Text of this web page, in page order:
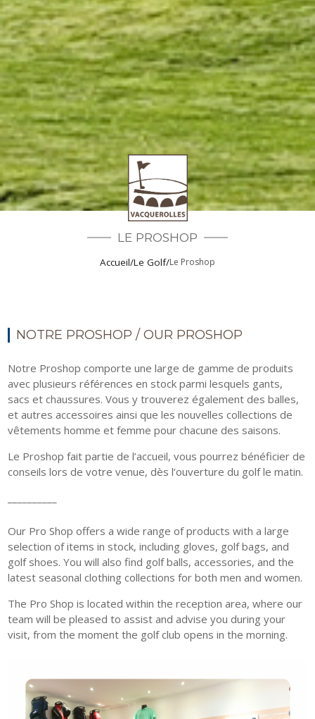
LE PROSHOP
Accueil/Le Golf/Le Proshop
NOTRE PROSHOP / OUR PROSHOP
Notre Proshop comporte une large de gamme de produits
avec plusieurs références en stock parmi lesquels gants,
sacs et chaussures. Vous y trouverez également des balles,
et autres accessoires ainsi que les nouvelles collections de
vêtements homme et femme pour chacune des saisons.
Le Proshop fait partie de l’accueil, vous pourrez bénéficier de
conseils lors de votre venue, dès l’ouverture du golf le matin.
Our Pro Shop offers a wide range of products with a large
selection of items in stock, including gloves, golf bags, and
golf shoes. You will also find golf balls, accessories, and the
latest seasonal clothing collections for both men and women.
The Pro Shop is located within the reception area, where our
team will be pleased to assist and advise you during your
visit, from the moment the golf club opens in the morning.